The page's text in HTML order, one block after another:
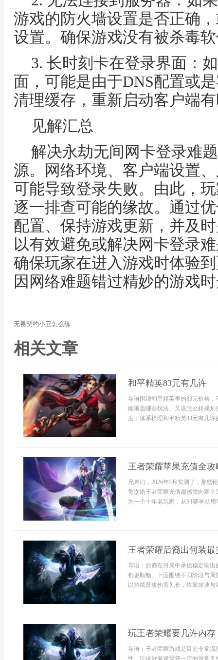
游戏的防火墙设置是否正确
设置。确保游戏没有被杀毒
3. 长时刻卡在登录界面：
面，可能是由于DNS配置或
清理缓存，重新启动客户端
见解汇总
解决永劫无间网卡登录难
源。网络环境、客户端设置
可能导致登录失败。由此，
逐一排查可能的缘故。通过
配置、保持游戏更新，并及
以有效避免或解决网卡登录
确保玩家在进入游戏时体验
因网络难题错过精妙的游戏
无畏契约小丑怎么练
相关文章
和平精英83元有几许
导语围绕和平精英里的83元价格
能覆盖哪些玩法、又该怎么样规
度，体系梳理和平精英83元有几
王者荣耀苹果充值全
兄弟们，2026年5月实测了，那些
每次给王者荣耀充值都感觉肉疼
为一个十年老玩家，从S1赛季就
王者荣耀后裔出何装
导语：后裔在对局中承担稳定输
都更顺畅。下面围绕不同阶段与
以持续普攻伤害见长，依靠攻速与
玩王者荣耀要几许内存
导语：王者荣耀游戏是目前非常
性。玩这款游戏需要一定的设备